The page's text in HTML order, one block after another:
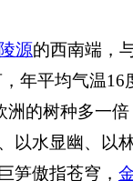
源的西南端，
年平均气温
的树种多一倍
以水显幽、以
笋傲指苍穹，